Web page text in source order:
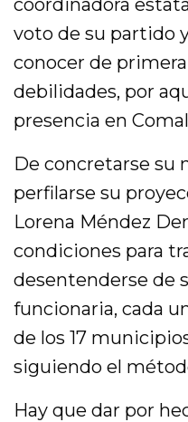
coordinadora
voto de su partido
conocer de
debilidades, por
presencia en
De concretarse su
perfilarse su
Lorena Méndez
condiciones para
desentenderse de
funcionaria, cada
de los 17
siguiendo el
Hay que dar por